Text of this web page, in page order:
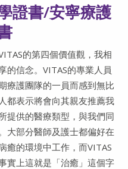
證書/安寧療護
的第四個價值觀，我相
的信念。VITAS的專業人員
療護團隊的一員而感到無比
都表示將會向其親友推薦我
提供的醫療類型，與我們同
大部分醫師及護士都偏好在
癒的環境中工作，而VITAS
實上這就是「治癒」這個字